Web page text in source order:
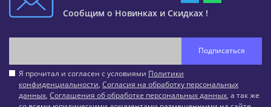
Сообщим о Новинках и Скидках !
Подписаться
Я прочитал и согласен с условиями Политики
конфиденциальности, Согласия на обработку персональных
данных, Соглашения об обработке персональных данных, а так же